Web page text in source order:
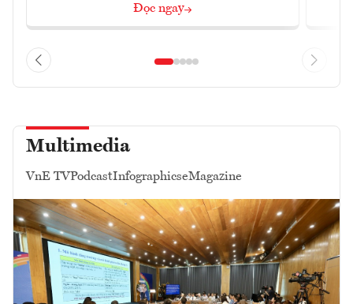
Đọc ngay
Multimedia
VnE TVPodcastInfographicseMagazine